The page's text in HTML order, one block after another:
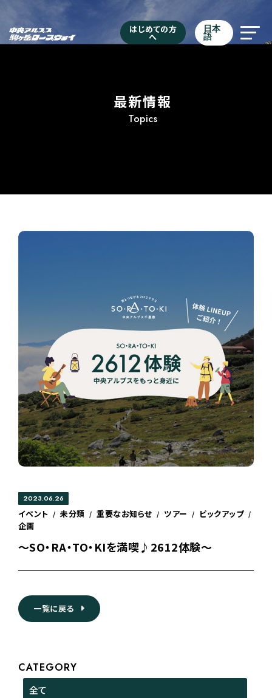
はじめての方
へ
日本
語
最新情報
Topics
2023.06.26
イベント / 未分類 / 重要なお知らせ / ツアー / ピックアップ /
企画
～SO・RA・TO・KIを満喫♪2612体験～
一覧に戻る
CATEGORY
全て